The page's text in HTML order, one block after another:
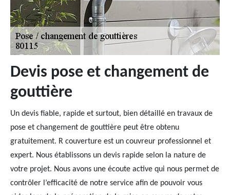
Devis pose et changement de
gouttière
Un devis fiable, rapide et surtout, bien détaillé en travaux de
pose et changement de gouttière peut être obtenu
gratuitement. R couverture est un couvreur professionnel et
expert. Nous établissons un devis rapide selon la nature de
votre projet. Nous avons une écoute active qui nous permet de
contrôler l’efficacité de notre service afin de pouvoir vous